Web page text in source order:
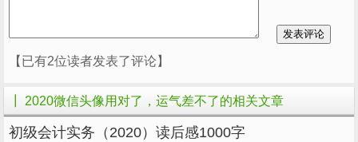
2020年，以风景为头像的人，安心定志，会跟
【已有2位读者发表了评论】
┃ 2020微信头像用对了，运气差不了的相关文章
初级会计实务（2020）读后感1000字